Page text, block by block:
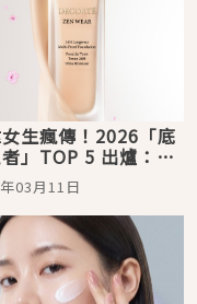
生瘋傳！2026「底
」TOP 5 出爐：從
黛珂的微霧光，
水光膜、NARS
場，專業化妝師也
03月11日